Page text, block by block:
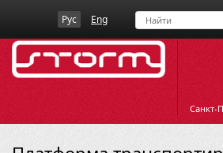
Рус Eng
Санкт-